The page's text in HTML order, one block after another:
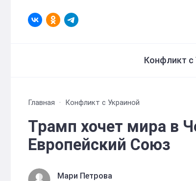
Конфликт с
Главная Конфликт с Украиной
Трамп хочет мира в
Европейский Союз
Мари Петрова